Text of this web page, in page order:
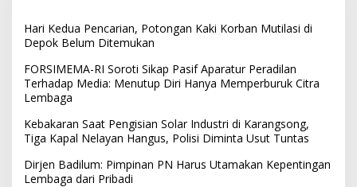
Hari Kedua Pencarian, Potongan Kaki Korban Mutilasi di
Depok Belum Ditemukan
FORSIMEMA-RI Soroti Sikap Pasif Aparatur Peradilan
Terhadap Media: Menutup Diri Hanya Memperburuk Citra
Lembaga
Kebakaran Saat Pengisian Solar Industri di Karangsong,
Tiga Kapal Nelayan Hangus, Polisi Diminta Usut Tuntas
Dirjen Badilum: Pimpinan PN Harus Utamakan Kepentingan
Lembaga dari Pribadi